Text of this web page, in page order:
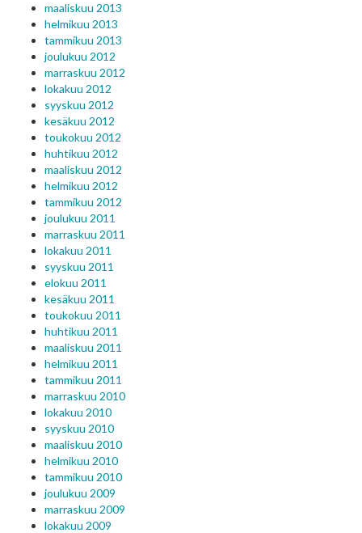
maaliskuu 2013
helmikuu 2013
tammikuu 2013
joulukuu 2012
marraskuu 2012
lokakuu 2012
syyskuu 2012
kesäkuu 2012
toukokuu 2012
huhtikuu 2012
maaliskuu 2012
helmikuu 2012
tammikuu 2012
joulukuu 2011
marraskuu 2011
lokakuu 2011
syyskuu 2011
elokuu 2011
kesäkuu 2011
toukokuu 2011
huhtikuu 2011
maaliskuu 2011
helmikuu 2011
tammikuu 2011
marraskuu 2010
lokakuu 2010
syyskuu 2010
maaliskuu 2010
helmikuu 2010
tammikuu 2010
joulukuu 2009
marraskuu 2009
lokakuu 2009